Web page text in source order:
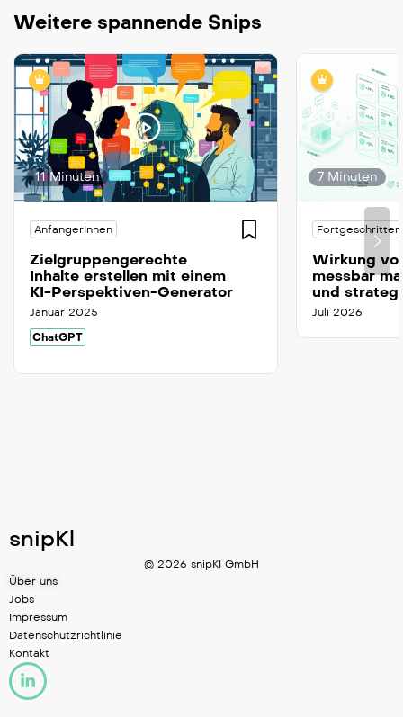
Weitere spannende Snips
11 Minuten
AnfangerInnen
Zielgruppengerechte
Inhalte erstellen mit einem
KI-Perspektiven-Generator
Januar 2025
ChatGPT
7 Minuten
Wirkung
messbar
und
Juli 2026
snipKl
© 2026 snipKI GmbH
Über uns
Jobs
Impressum
Datenschutzrichtlinie
Kontakt